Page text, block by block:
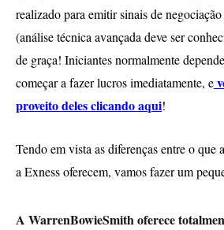
realizado para emitir sinais de
(análise técnica avançada deve ser
de graça! Iniciantes normalmente
começar a fazer lucros imediatamente, e
proveito deles clicando aqui!
Tendo em vista as diferenças entre o
a Exness oferecem, vamos fazer um
A WarrenBowieSmith oferece